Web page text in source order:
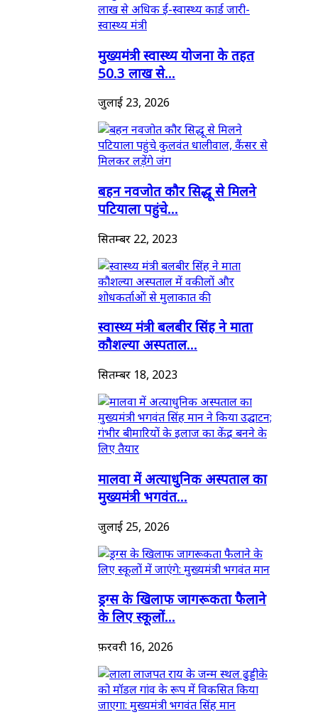
मुख्यमंत्री स्वास्थ्य योजना के तहत
50.3 लाख से...
जुलाई 23, 2026
बहन नवजोत कौर सिद्धू से मिलने
पटियाला पहुंचे...
सितम्बर 22, 2023
स्वास्थ्य मंत्री बलबीर सिंह ने माता
कौशल्या अस्पताल...
सितम्बर 18, 2023
मालवा में अत्याधुनिक अस्पताल का
मुख्यमंत्री भगवंत...
जुलाई 25, 2026
ड्रग्स के खिलाफ जागरूकता फैलाने
के लिए स्कूलों...
फ़रवरी 16, 2026